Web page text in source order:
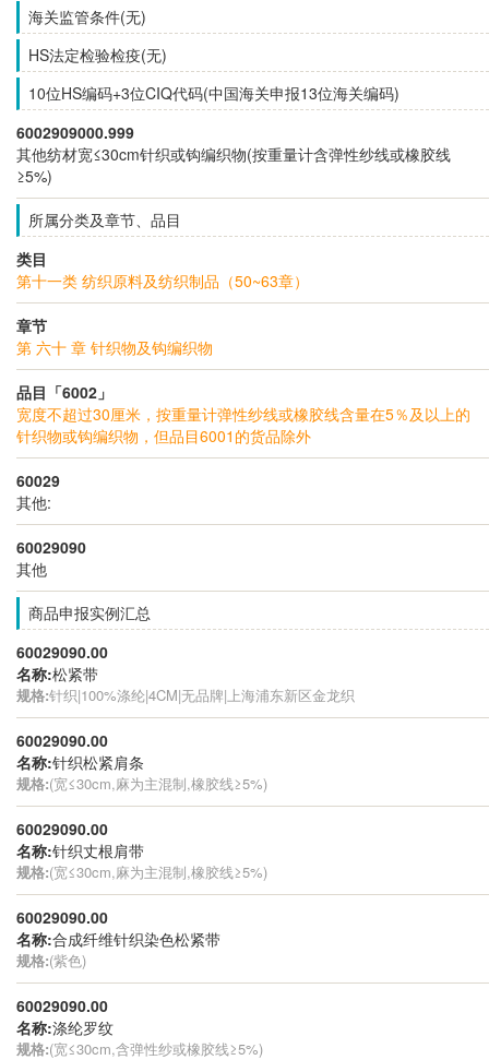
海关监管条件(无)
HS法定检验检疫(无)
10位HS编码+3位CIQ代码(中国海关申报13位海关编码)
6002909000.999
其他纺材宽≤30cm针织或钩编织物(按重量计含弹性纱线或橡胶线
≥5%)
所属分类及章节、品目
类目
第十一类 纺织原料及纺织制品（50~63章）
章节
第 六十 章 针织物及钩编织物
品目「6002」
宽度不超过30厘米，按重量计弹性纱线或橡胶线含量在5％及以上的
针织物或钩编织物，但品目6001的货品除外
60029
其他:
60029090
其他
商品申报实例汇总
60029090.00
名称:松紧带
规格:针织|100%涤纶|4CM|无品牌|上海浦东新区金龙织
60029090.00
名称:针织松紧肩条
规格:(宽≤30cm,麻为主混制,橡胶线≥5%)
60029090.00
名称:针织丈根肩带
规格:(宽≤30cm,麻为主混制,橡胶线≥5%)
60029090.00
名称:合成纤维针织染色松紧带
规格:(紫色)
60029090.00
名称:涤纶罗纹
规格:(宽≤30cm,含弹性纱或橡胶线≥5%)